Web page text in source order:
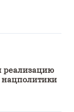
реализацию
нацполитики